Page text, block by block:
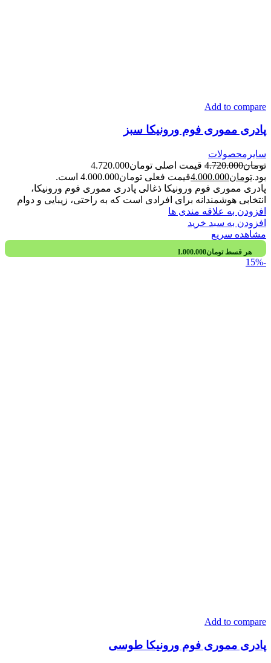
Add to compare
پادری مموری فوم ورونیکا سبز
سایرمحصولات
تومان4.720.000
قیمت اصلی تومان4.720.000
بود.تومان4.000.000قیمت فعلی تومان4.000.000 است.
پادری مموری فوم ورونیکا ذغالی پادری مموری فوم ورونیکا،
انتخابی هوشمندانه برای افرادی است که به راحتی، زیبایی و دوام
افزودن به علاقه مندی ها
افزودن به سبد خرید
مشاهده سریع
هر قسطتومان1.000.000
-15%
Add to compare
پادری مموری فوم ورونیکا طوسی